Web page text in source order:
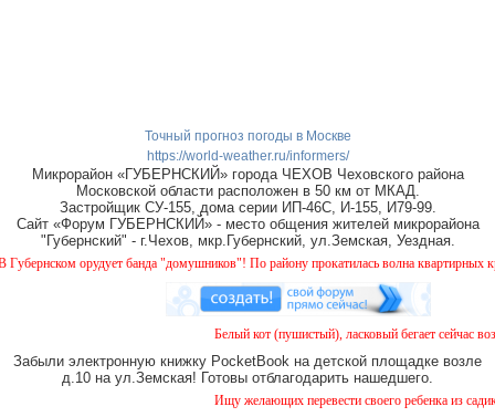
Точный прогноз погоды в Москве
https://world-weather.ru/informers/
Микрорайон «ГУБЕРНСКИЙ» города ЧЕХОВ Чеховского района
Московской области расположен в 50 км от МКАД.
Застройщик СУ-155, дома серии ИП-46С, И-155, И79-99.
Сайт «Форум ГУБЕРНСКИЙ» - место общения жителей микрорайона
"Губернский" - г.Чехов, мкр.Губернский, ул.Земская, Уездная.
орудует банда "домушников"! По району прокатилась волна квартирных краж,
Белый кот (пушистый), ласковый бегает сейчас
Забыли электронную книжку PocketBook на детской площадке возле
д.10 на ул.Земская! Готовы отблагодарить нашедшего.
Ищу желающих перевести своего ребенка из